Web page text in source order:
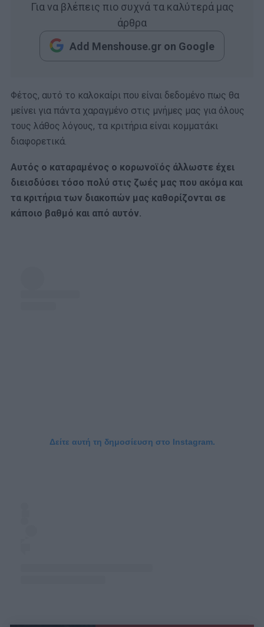
Για να βλέπεις πιο συχνά τα καλύτερά μας
άρθρα
Add Menshouse.gr on Google
Φέτος, αυτό το καλοκαίρι που είναι δεδομένο πως θα
μείνει για πάντα χαραγμένο στις μνήμες μας για όλους
τους λάθος λόγους, τα κριτήρια είναι κομματάκι
διαφορετικά.
Αυτός ο καταραμένος ο κορωνοϊός άλλωστε έχει
διεισδύσει τόσο πολύ στις ζωές μας που ακόμα και
τα κριτήρια των διακοπών μας καθορίζονται σε
κάποιο βαθμό και από αυτόν.
Δείτε αυτή τη δημοσίευση στο Instagram.